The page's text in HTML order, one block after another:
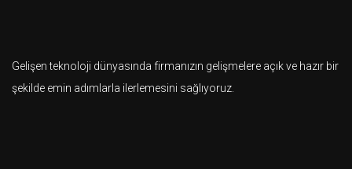
Gelişen teknoloji dünyasında firmanızın gelişmelere açık ve hazır bir
şekilde emin adımlarla ilerlemesini sağlıyoruz.